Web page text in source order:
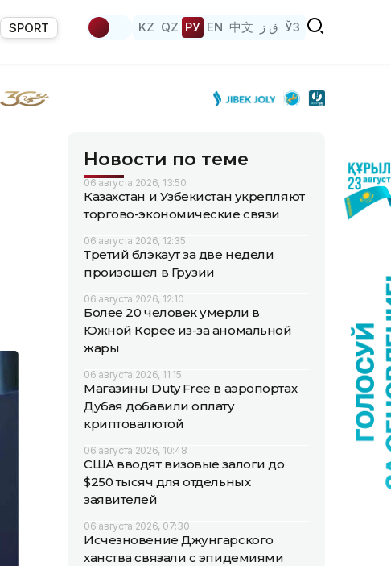
SPORT KZ QZ РУ EN 中文 ق ز ЎЗ
Новости по теме
06 августа 2026, 13:50
Казахстан и Узбекистан укрепляют
торгово-экономические связи
06 августа 2026, 12:35
Третий блэкаут за две недели
произошел в Грузии
06 августа 2026, 12:10
Более 20 человек умерли в
Южной Корее из-за аномальной
жары
06 августа 2026, 11:15
Магазины Duty Free в аэропортах
Дубая добавили оплату
криптовалютой
06 августа 2026, 10:48
США вводят визовые залоги до
$250 тысяч для отдельных
заявителей
06 августа 2026, 07:30
Исчезновение Джунгарского
ханства связали с эпидемиями